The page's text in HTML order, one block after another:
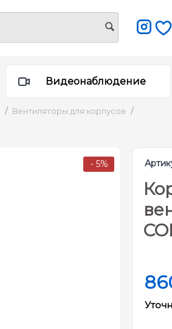
Видеонаблюдение
/ Вентиляторы для корпусов /
- 5%